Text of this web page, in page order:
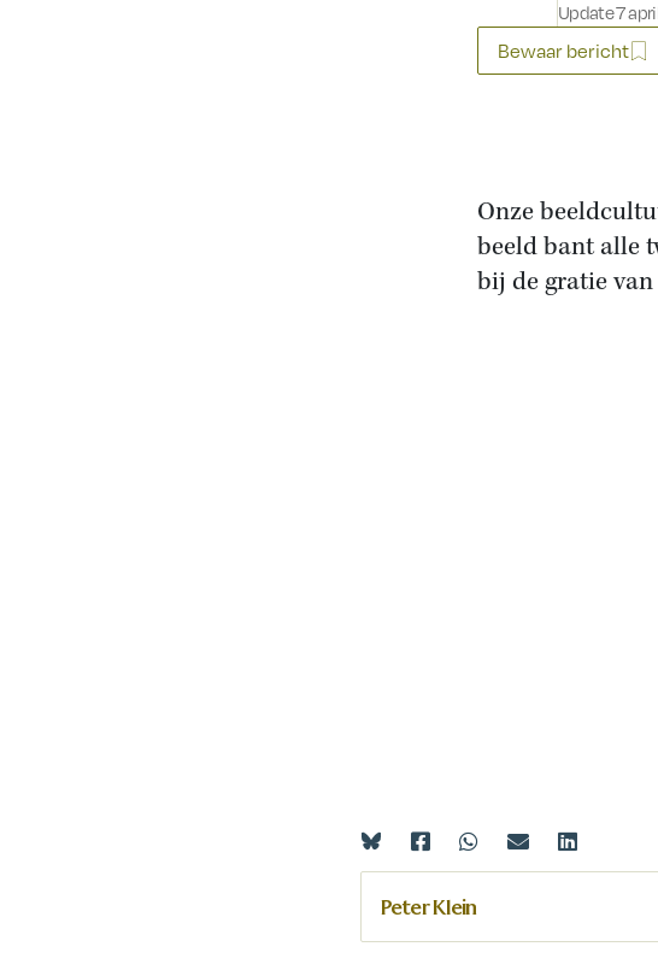
Update 7
Bewaar bericht
Onze
beeld bant alle
bij de gratie
Peter Klein